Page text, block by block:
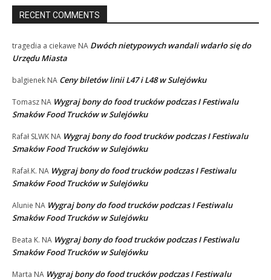
RECENT COMMENTS
tragedia a ciekawe NA Dwóch nietypowych wandali wdarło się do
Urzędu Miasta
balgienek NA Ceny biletów linii L47 i L48 w Sulejówku
Tomasz NA Wygraj bony do food trucków podczas I Festiwalu
Smaków Food Trucków w Sulejówku
Rafał SLWK NA Wygraj bony do food trucków podczas I Festiwalu
Smaków Food Trucków w Sulejówku
Rafał.K. NA Wygraj bony do food trucków podczas I Festiwalu
Smaków Food Trucków w Sulejówku
Alunie NA Wygraj bony do food trucków podczas I Festiwalu
Smaków Food Trucków w Sulejówku
Beata K. NA Wygraj bony do food trucków podczas I Festiwalu
Smaków Food Trucków w Sulejówku
Marta NA Wygraj bony do food trucków podczas I Festiwalu